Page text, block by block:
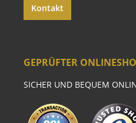
Kontakt
GEPRÜFTER
SICHER UND BEQUEM